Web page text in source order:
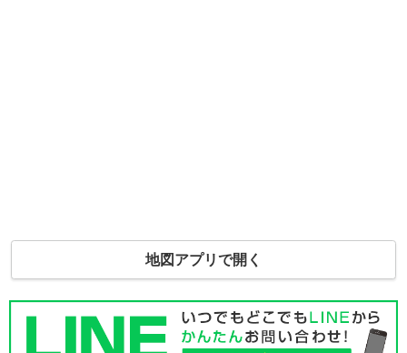
地図アプリで開く